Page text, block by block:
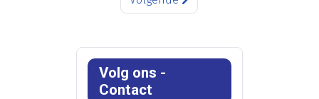
Volg ons -
Contact